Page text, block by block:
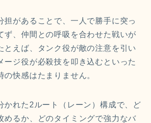
担があることで、一人で勝手に突っ
ず、仲間との呼吸を合わせた戦いが
とえば、タンク役が敵の注意を引い
ージ役が必殺技を叩き込むといった
の快感はたまりません。
かれた2ルート（レーン）構成で、ど
めるか、どのタイミングで強力なバ